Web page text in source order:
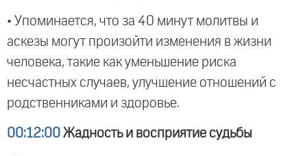
• Упоминается, что за 40 минут молитвы и
аскезы могут произойти изменения в жизни
человека, такие как уменьшение риска
несчастных случаев, улучшение отношений с
родственниками и здоровье.
00:12:00 Жадность и восприятие судьбы